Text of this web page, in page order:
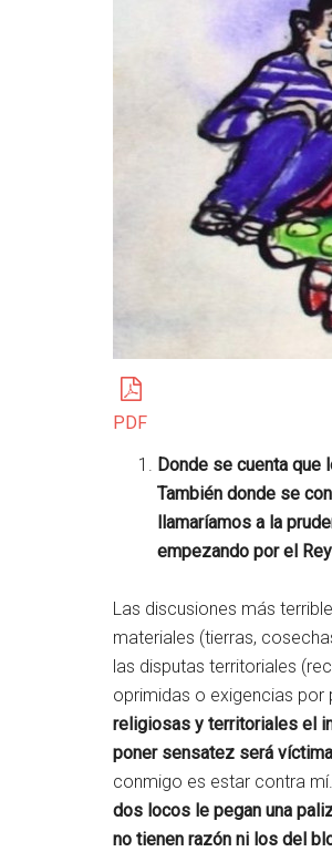
PDF
Donde se cuenta que
También donde se
llamaríamos a la
empezando por el
Las discusiones más
materiales (tierras,
las disputas territoriales
oprimidas o exigencias por
religiosas y territoriales el
poner sensatez será
conmigo es estar contra mí.
dos locos le pegan una
no tienen razón ni los del